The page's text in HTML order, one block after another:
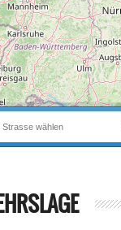
Strasse wählen